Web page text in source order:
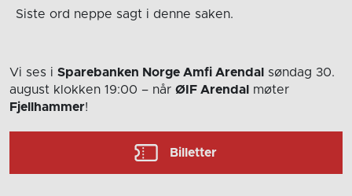
Siste ord neppe sagt i denne saken.
Vi ses i Sparebanken Norge Amfi Arendal
søndag 30.
august klokken 19:00 – når ØIF Arendal
møter
Fjellhammer!
Billetter